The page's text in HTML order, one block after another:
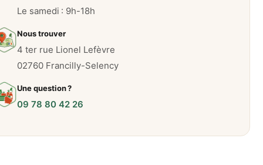
Le samedi : 9h-18h
Nous trouver
4 ter rue Lionel Lefèvre
02760 Francilly-Selency
Une question ?
09 78 80 42 26